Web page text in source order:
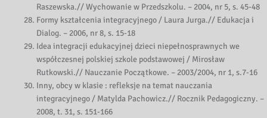
Raszewska.// Wychowanie w Przedszkolu. – 2004, nr 5, s. 45-48
Formy kształcenia integracyjnego / Laura Jurga.// Edukacja i
Dialog. – 2006, nr 8, s. 15-18
Idea integracji edukacyjnej dzieci niepełnosprawnych we
współczesnej polskiej szkole podstawowej / Mirosław
Rutkowski.// Nauczanie Początkowe. – 2003/2004, nr 1, s.7-16
Inny, obcy w klasie : refleksje na temat nauczania
integracyjnego / Matylda Pachowicz.// Rocznik Pedagogiczny. –
2008, t. 31, s. 151-166